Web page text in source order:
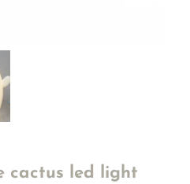
cactus led light